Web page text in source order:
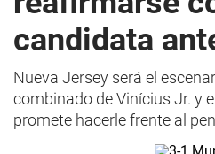
candidata
Nueva Jersey será el
combinado de Vinícius Jr. y
promete hacerle frente al